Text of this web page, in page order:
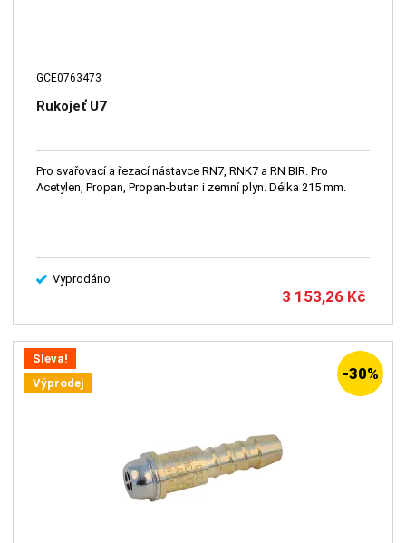
GCE0763473
Rukojeť U7
Pro svařovací a řezací nástavce RN7, RNK7 a RN BIR. Pro
Acetylen, Propan, Propan-butan i zemní plyn. Délka 215 mm.
Vyprodáno
3 153,26 Kč
Sleva!
Výprodej
-30%